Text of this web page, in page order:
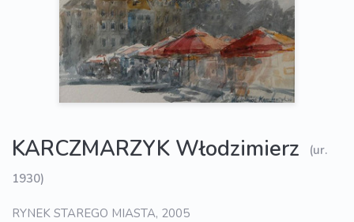
KARCZMARZYK Włodzimierz
(ur.
1930)
RYNEK STAREGO MIASTA, 2005